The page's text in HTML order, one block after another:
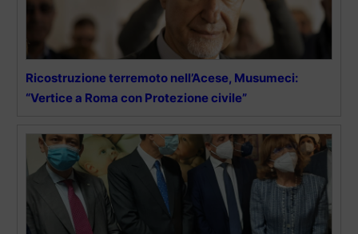
Ricostruzione terremoto nell’Acese, Musumeci:
“Vertice a Roma con Protezione civile”